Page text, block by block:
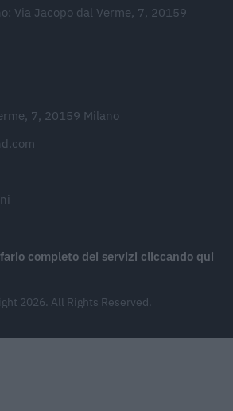
Via Jacopo dal Verme, 7, 20159
7, 20159 Milano
completo dei servizi cliccando qui
2026. All Rights Reserved.